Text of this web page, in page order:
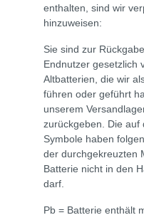
enthalten, sind wir
hinzuweisen:
Sie sind zur
Endnutzer gesetzlich
Altbatterien, die wir
führen oder geführt
unserem
zurückgeben. Die auf
Symbole haben
der durchgekreuzten
Batterie nicht in den
darf.
Pb = Batterie enthält